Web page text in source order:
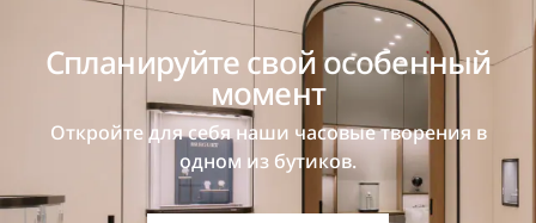
Спланируйте свой особенный
момент
Откройте для себя наши часовые творения в
одном из бутиков.